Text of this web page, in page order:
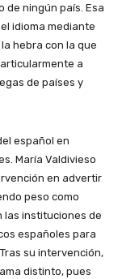
de ningún país. Esa
idioma mediante
hebra con la que
a
de países y
español en
María Valdivieso
en advertir
peso como
las instituciones de
españoles para
su intervención,
distinto, pues